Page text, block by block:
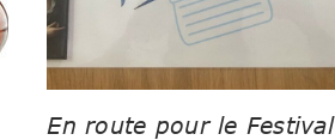
En route pour le Festival